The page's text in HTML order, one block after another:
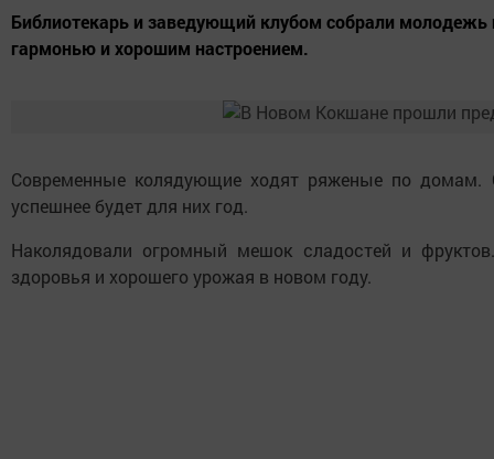
Библиотекарь и заведующий клубом собрали молодежь
гармонью и хорошим настроением.
Современные колядующие ходят ряженые по домам.
успешнее будет для них год.
Наколядовали огромный мешок сладостей и
здоровья и хорошего урожая в новом году.